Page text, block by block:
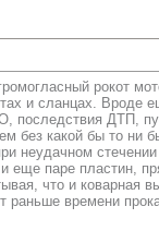
рокот
и сланцах. Вроде
ДТП,
без какой бы то ни
неудачном
паре пластин,
что и коварная
времени